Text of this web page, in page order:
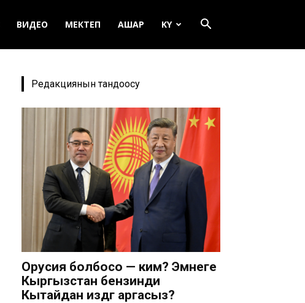
ВИДЕО МЕКТЕП АШАР KY
Редакциянын тандоосу
Орусия болбосо — ким? Эмнеге
Кыргызстан бензинди
Кытайдан издөөгө аргасыз?